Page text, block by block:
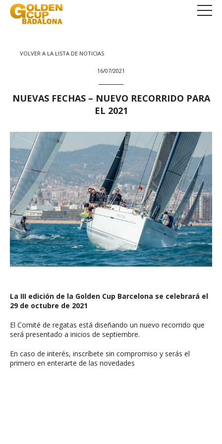
VOLVER A LA LISTA DE NOTICIAS
16/07/2021
NUEVAS FECHAS – NUEVO RECORRIDO PARA
EL 2021
La III edición de la Golden Cup Barcelona se celebrará el
29 de octubre de 2021
El Comité de regatas está diseñando un nuevo recorrido que
será presentado a inicios de septiembre.
En caso de interés, inscríbete sin compromiso y serás el
primero en enterarte de las novedades